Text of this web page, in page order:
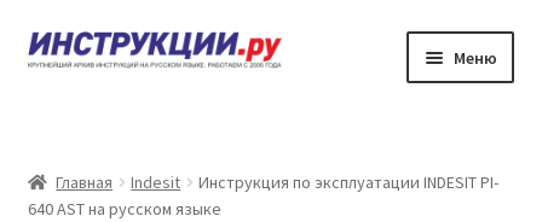
Перейти
к
Перейти
к
Меню
Каталог инструкций по эксплуатации
Главная Indesit
Инструкция по эксплуатации INDESIT PI-
640 AST на русском языке